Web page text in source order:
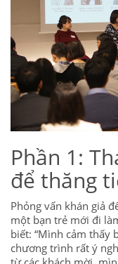
Phần 1:
để thăng
Phỏng vấn khán giả
một bạn trẻ mới đi
biết: “Mình cảm thấy
chương trình rất ý